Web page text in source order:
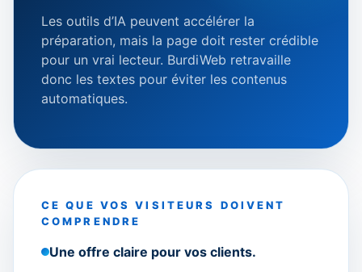
Les outils d’IA peuvent accélérer la
préparation, mais la page doit rester crédible
pour un vrai lecteur. BurdiWeb retravaille
donc les textes pour éviter les contenus
automatiques.
CE QUE VOS VISITEURS DOIVENT
COMPRENDRE
Une offre claire pour vos clients.